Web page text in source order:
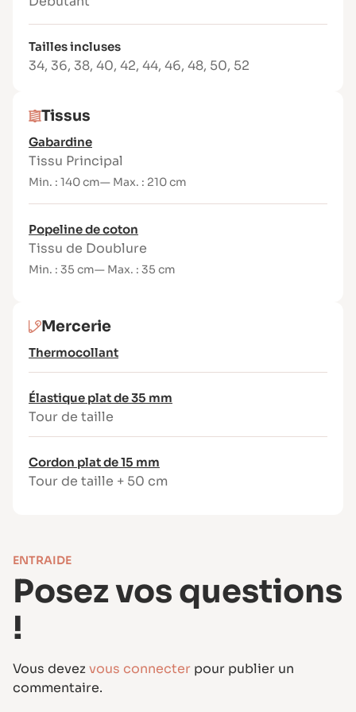
serrage à la taille
Patron du 34 au 52
Niveau de couture : débutant (1,5/5)
Version Pochette
(bilingue FR/EN)
Patron imprimé du 34 au 52 avec marges
de couture incluses
Livret explicatif détaillé et illustré
Étiquette tissée Joli Lab – Made in
France
Version PDF (bilingue
Patron aux formats A4 / US Letter / A0
Livret d’assemblage clair et progressif
Fournitures nécessaires
Tissus recommandés :
extensibles : gabardine, denim, sergé,
velours…
T34 : 1m40 / T40 : 1m80 / T46 : 1m90 / T52
: 2m10
Doublure poches (optionnelle) : 35 cm
Fil assorti
Tailles incluses
34, 36, 38, 40, 42, 44, 46, 48, 50, 52
Tissus
Gabardine
Tissu Principal
Min. : 140 cm— Max. : 210 cm
Popeline de coton
Tissu de Doublure
Min. : 35 cm— Max. : 35 cm
Mercerie
Thermocollant
Élastique plat de 35 mm
Tour de taille
Cordon plat de 15 mm
Tour de taille + 50 cm
ENTRAIDE
Posez vos questions
!
Vous devezvous connecter pour publier un
commentaire.